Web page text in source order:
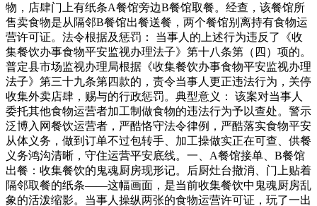
物，店肆门上有纸条A餐馆旁边B餐馆取餐。经查，该餐馆所
售卖食物是从隔邻B餐馆出餐送餐，两个餐馆别离持有食物运
营许可证。法令根据及惩罚： 当事人的上述行为违反了《收
集餐饮办事食物平安监视办理法子》第十八条第（四）项的。
普定县市场监视办理局根据《收集餐饮办事食物平安监视办理
法子》第三十九条第四款的，责令当事人更正违法行为，关停
收集外卖店肆，赐与的行政惩罚。典型意义： 该案对当事人
委托其他食物运营者加工制做食物的违法行为予以查处。警示
泛博入网餐饮运营者，严酷恪守法令律例，严酷落实食物平安
从体义务，做到订单不过包转手、加工操做实正在可查、供餐
义务鸿沟清晰，守住运营平安底线。一、A餐馆接单、B餐馆
出餐：收集餐饮的鬼魂厨房现形记。后厨灶台撤消、门上贴着
隔邻取餐的纸条——这幅画面，是当前收集餐饮中鬼魂厨房乱
象的活泼缩影。当事人操纵两张的食物运营许可证，玩了一出